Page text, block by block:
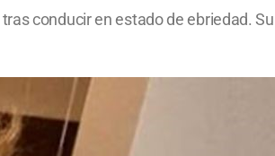
conducir en estado de ebriedad.